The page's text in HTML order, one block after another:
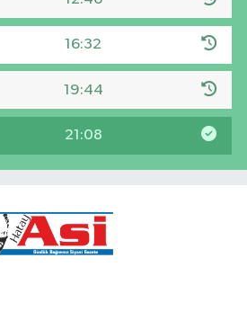
16:32
19:44
21:08